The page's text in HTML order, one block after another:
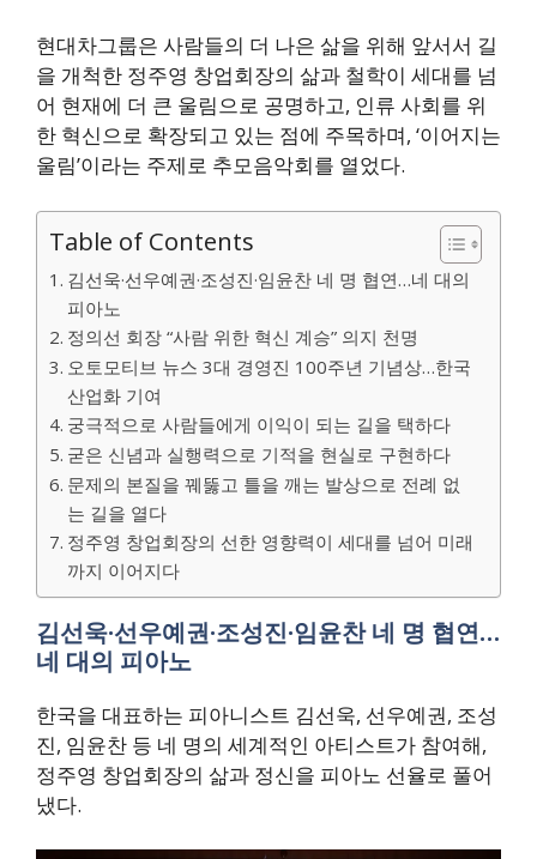
현대차그룹은 사람들의 더 나은 삶을 위해 앞서서 길
을 개척한 정주영 창업회장의 삶과 철학이 세대를 넘
어 현재에 더 큰 울림으로 공명하고, 인류 사회를 위
한 혁신으로 확장되고 있는 점에 주목하며, ‘이어지는
울림’이라는 주제로 추모음악회를 열었다.
Table of Contents
김선욱·선우예권·조성진·임윤찬 네 명 협연…네 대의
피아노
정의선 회장 “사람 위한 혁신 계승” 의지 천명
오토모티브 뉴스 3대 경영진 100주년 기념상…한국
산업화 기여
궁극적으로 사람들에게 이익이 되는 길을 택하다
굳은 신념과 실행력으로 기적을 현실로 구현하다
문제의 본질을 꿰뚫고 틀을 깨는 발상으로 전례 없
는 길을 열다
정주영 창업회장의 선한 영향력이 세대를 넘어 미래
까지 이어지다
김선욱·선우예권·조성진·임윤찬 네 명 협연…
네 대의 피아노
한국을 대표하는 피아니스트 김선욱, 선우예권, 조성
진, 임윤찬 등 네 명의 세계적인 아티스트가 참여해,
정주영 창업회장의 삶과 정신을 피아노 선율로 풀어
냈다.